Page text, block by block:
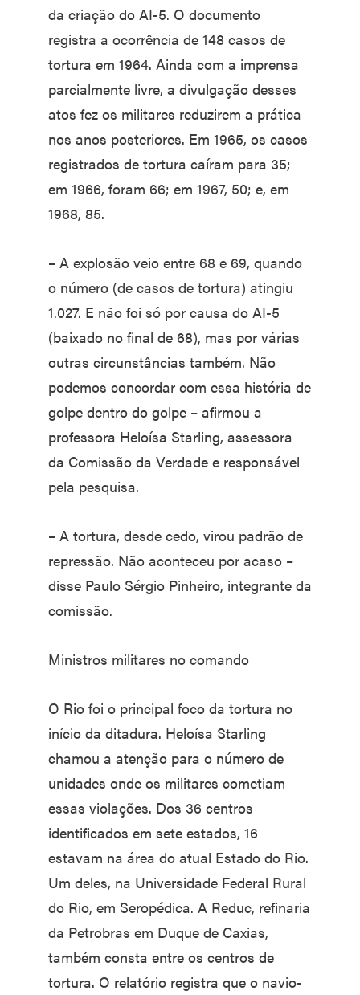
da criação do AI-5. O documento
registra a ocorrência de 148 casos de
tortura em 1964. Ainda com a imprensa
parcialmente livre, a divulgação desses
atos fez os militares reduzirem a prática
nos anos posteriores. Em 1965, os casos
registrados de tortura caíram para 35;
em 1966, foram 66; em 1967, 50; e, em
1968, 85.
– A explosão veio entre 68 e 69, quando
o número (de casos de tortura) atingiu
1.027. E não foi só por causa do AI-5
(baixado no final de 68), mas por várias
outras circunstâncias também. Não
podemos concordar com essa história de
golpe dentro do golpe – afirmou a
professora Heloísa Starling, assessora
da Comissão da Verdade e responsável
pela pesquisa.
– A tortura, desde cedo, virou padrão de
repressão. Não aconteceu por acaso –
disse Paulo Sérgio Pinheiro, integrante da
comissão.
Ministros militares no comando
O Rio foi o principal foco da tortura no
início da ditadura. Heloísa Starling
chamou a atenção para o número de
unidades onde os militares cometiam
essas violações. Dos 36 centros
identificados em sete estados, 16
estavam na área do atual Estado do Rio.
Um deles, na Universidade Federal Rural
do Rio, em Seropédica. A Reduc, refinaria
da Petrobras em Duque de Caxias,
também consta entre os centros de
tortura. O relatório registra que o navio-